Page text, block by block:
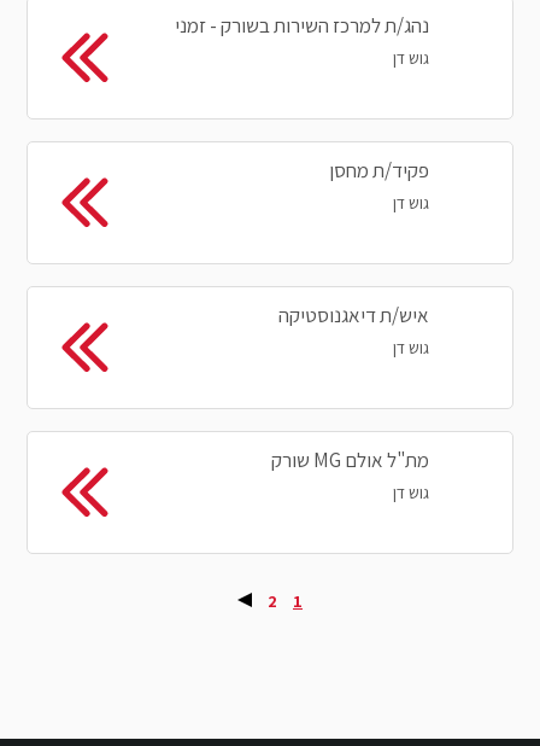
נהג/ת למרכז השירות בשורק - זמני
גוש דן
פקיד/ת מחסן
גוש דן
איש/ת דיאגנוסטיקה
גוש דן
מת"ל אולם MG שורק
גוש דן
1
2